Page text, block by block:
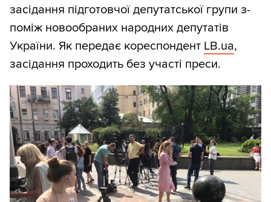
засідання підготовчої депутатської групи з-
поміж новообраних народних депутатів
України. Як передає кореспондент LB.ua,
засідання проходить без участі преси.